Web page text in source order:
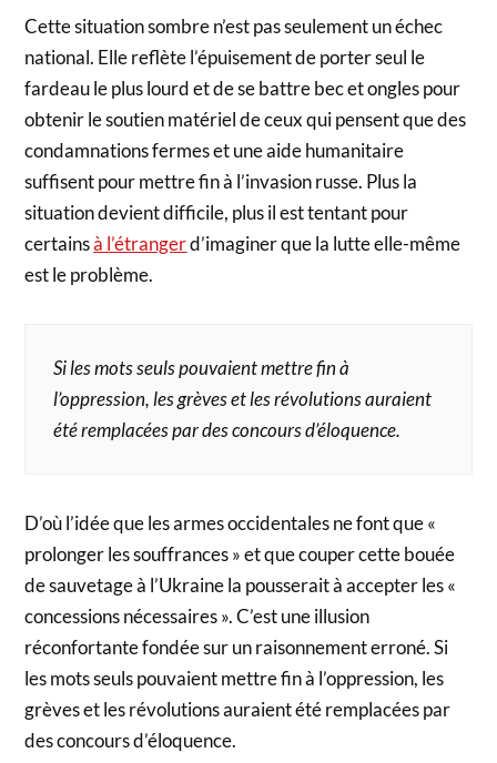
Cette situation sombre n’est pas seulement un échec
national. Elle reflète l’épuisement de porter seul le
fardeau le plus lourd et de se battre bec et ongles pour
obtenir le soutien matériel de ceux qui pensent que des
condamnations fermes et une aide humanitaire
suffisent pour mettre fin à l’invasion russe. Plus la
situation devient difficile, plus il est tentant pour
certainsà l’étrangerd’imaginer que la lutte elle-même
est le problème.
Si les mots seuls pouvaient mettre fin à
l’oppression, les grèves et les révolutions auraient
été remplacées par des concours d’éloquence.
D’où l’idée que les armes occidentales ne font que «
prolonger les souffrances » et que couper cette bouée
de sauvetage à l’Ukraine la pousserait à accepter les «
concessions nécessaires ». C’est une illusion
réconfortante fondée sur un raisonnement erroné. Si
les mots seuls pouvaient mettre fin à l’oppression, les
grèves et les révolutions auraient été remplacées par
des concours d’éloquence.